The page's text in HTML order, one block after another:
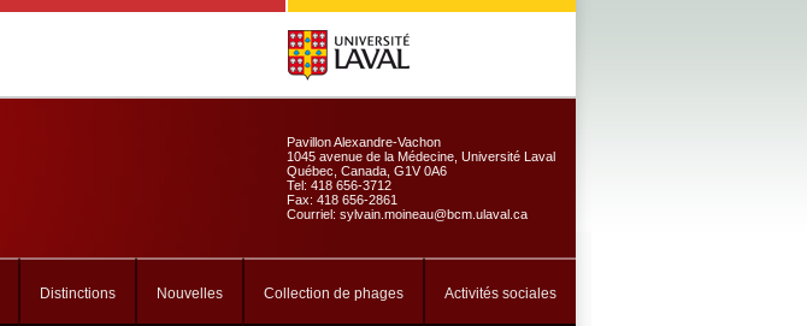
Pavillon Alexandre-Vachon
1045 avenue de la Médecine, Université Laval
Québec, Canada, G1V 0A6
Tel: 418 656-3712
Fax: 418 656-2861
Courriel: sylvain.moineau@bcm.ulaval.ca
Distinctions Nouvelles Collection de phages Activités sociales